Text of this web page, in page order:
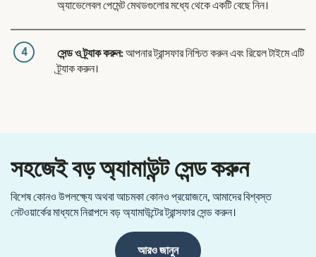
অ্যাভেলেবল পেমেন্ট মেথডগুলোর মধ্যে থেকে একটি বেছে নিন।
4 সেন্ড ও ট্র্যাক করুন:আপনার ট্রান্সফার নিশ্চিত করুন এবং রিয়েল টাইমে এটি
ট্র্যাক করুন।
সহজেই বড় অ্যামাউন্ট সেন্ড করুন
বিশেষ কোনও উপলক্ষ্যে অথবা আচমকা কোনও প্রয়োজনে, আমাদের বিশ্বস্ত
নেটওয়ার্কের মাধ্যমে নিরাপদে বড় অ্যামাউন্টের ট্রান্সফার সেন্ড করুন।
আরও জানুন